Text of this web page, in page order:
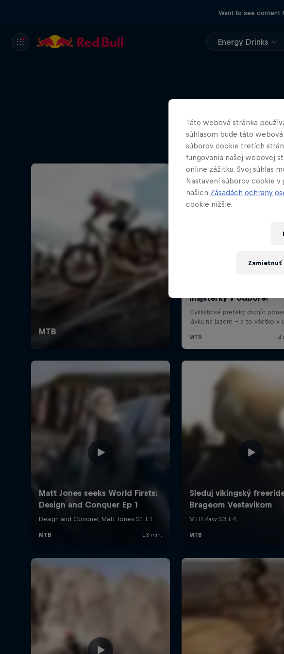
Want to see content
Energy Drinks
Táto webová stránka
súhlasom bude táto
súborov cookie tretích
fungovania našej webovej
online zážitku. Svoj súhlas
Nastavení súborov cookie
našich Zásadách ochrany
cookie nižšie.
Zamietnuť